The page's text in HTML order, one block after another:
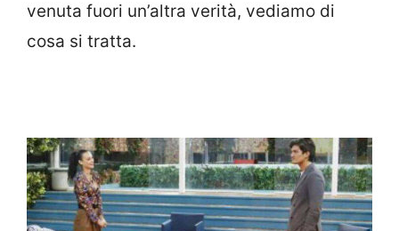
venuta fuori un’altra verità, vediamo di
cosa si tratta.